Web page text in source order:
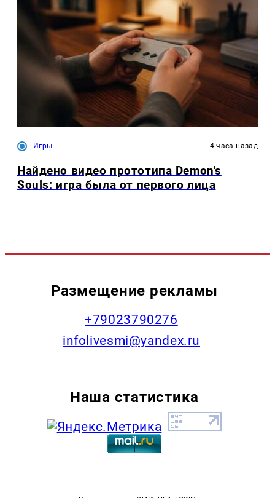
Игры 4 часа назад
Найдено видео прототипа Demon's
Souls: игра была от первого лица
Размещение рекламы
+79023790276
infolivesmi@yandex.ru
Наша статистика